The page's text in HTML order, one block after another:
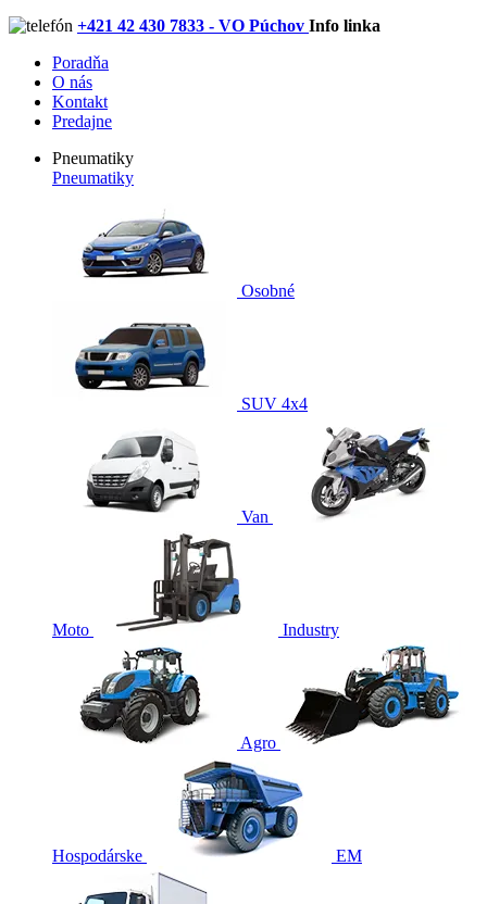
+421 42 430 7833 - VO Púchov Info linka
Poradňa
O nás
Kontakt
Predajne
Pneumatiky
Pneumatiky
Osobné
SUV 4x4
Van
Moto Industry
Agro
Hospodárske EM